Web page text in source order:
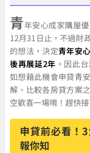
青年安心成家購屋
12月31日止，不過財
的想法，決定青年安
後再展延2年 。因此
如想藉此機會申貸青
解、比較各房貸方案
空歡喜一場唷！趕快接
申貸前必看！
報你知